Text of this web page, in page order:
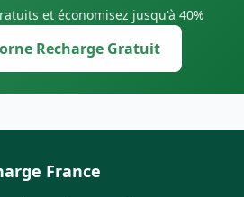
et économisez jusqu'à 40%
Recharge Gratuit
France